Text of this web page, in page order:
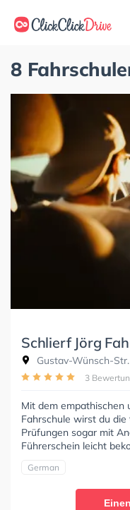
8
Schlierf Jörg
Gustav-Wünsch-
3
Mit dem empathischen
Fahrschule wirst du
Prüfungen sogar mit
Führerschein leicht
German